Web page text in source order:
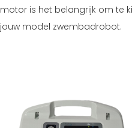
motor is het belangrijk om te
jouw model zwembadrobot.